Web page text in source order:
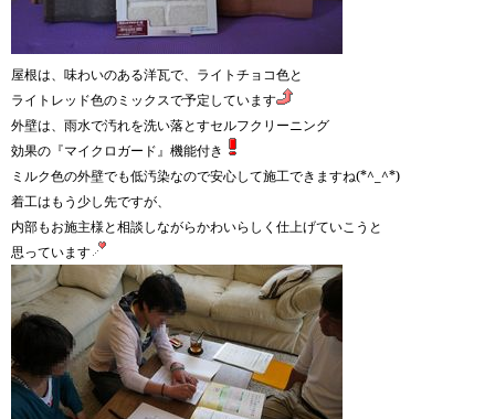
屋根は、味わいのある洋瓦で、ライトチョコ色と
ライトレッド色のミックスで予定しています
外壁は、雨水で汚れを洗い落とすセルフクリーニング
効果の『マイクロガード』機能付き
ミルク色の外壁でも低汚染なので安心して施工できますね(*^_^*)
着工はもう少し先ですが、
内部もお施主様と相談しながらかわいらしく仕上げていこうと
思っています